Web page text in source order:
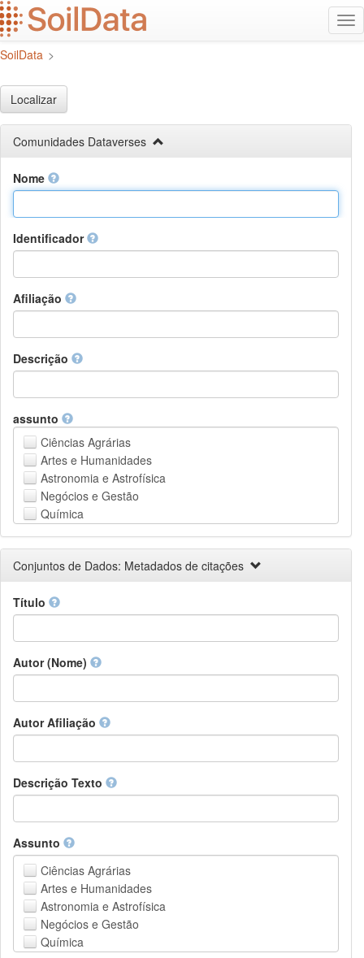
Ir
para
o
conteúdo
SoilData >
Localizar
Comunidades Dataverses
Nome
Identificador
Afiliação
Descrição
assunto
Ciências Agrárias
Artes e Humanidades
Astronomia e Astrofísica
Negócios e Gestão
Química
Ciências da Terra e do meio ambiente
Engenharia
Ciências matemáticas
Física
Ciências Sociais
Outros
Conjuntos de Dados: Metadados de citações
Título
Autor (Nome)
Autor Afiliação
Descrição Texto
Assunto
Ciências Agrárias
Artes e Humanidades
Astronomia e Astrofísica
Negócios e Gestão
Química